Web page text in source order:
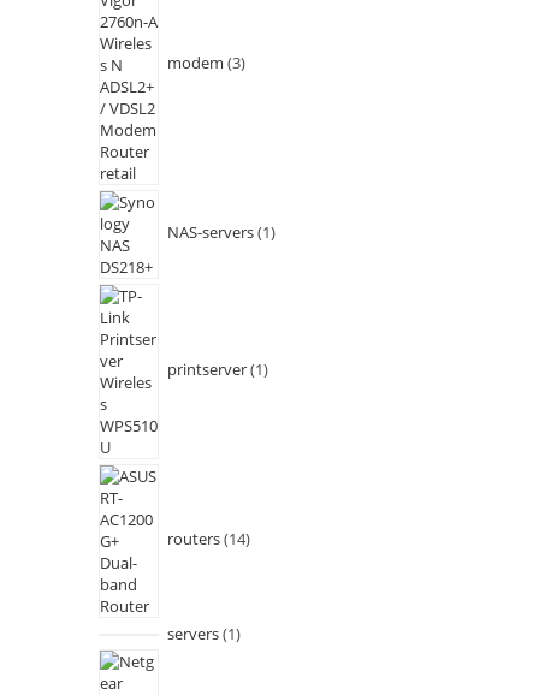
modem 3
NAS-servers 1
printserver 1
routers 14
servers 1